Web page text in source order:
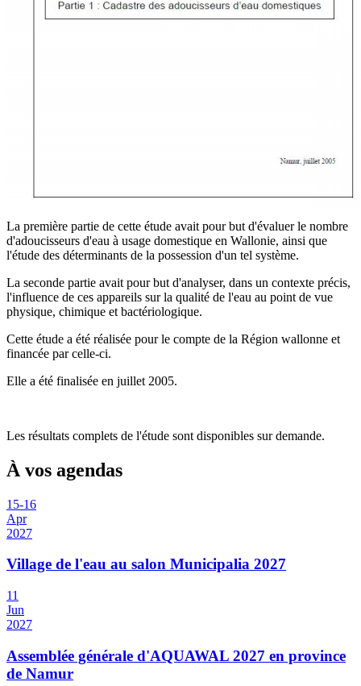
La première partie de cette étude avait pour but d'évaluer le nombre
d'adoucisseurs d'eau à usage domestique en Wallonie, ainsi que
l'étude des déterminants de la possession d'un tel système.
La seconde partie avait pour but d'analyser, dans un contexte précis,
l'influence de ces appareils sur la qualité de l'eau au point de vue
physique, chimique et bactériologique.
Cette étude a été réalisée pour le compte de la Région wallonne et
financée par celle-ci.
Elle a été finalisée en juillet 2005.
Les résultats complets de l'étude sont disponibles sur demande.
À vos agendas
15-16
Apr
2027
Village de l'eau au salon Municipalia 2027
11
Jun
2027
Assemblée générale d'AQUAWAL 2027 en province
de Namur